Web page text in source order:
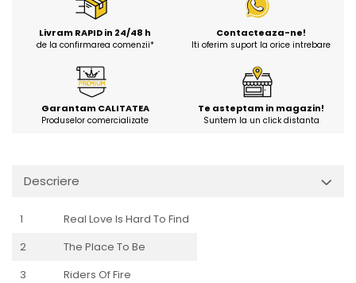
Livram RAPID in 24/48 h
de la confirmarea comenzii*
Contacteaza-ne!
Iti oferim suport la orice intrebare
Garantam CALITATEA
Produselor comercializate
Te asteptam in magazin!
Suntem la un click distanta
Descriere
1
Real Love Is Hard To Find
2
The Place To Be
3
Riders Of Fire